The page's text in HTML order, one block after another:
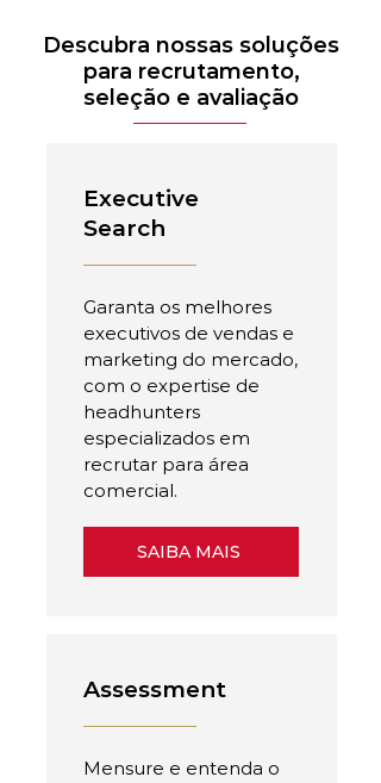
Descubra nossas soluções
para recrutamento,
seleção e avaliação
Executive
Search
Garanta os melhores
executivos de vendas e
marketing do mercado,
com o expertise de
headhunters
especializados em
recrutar para área
comercial.
SAIBA MAIS
Assessment
Mensure e entenda o